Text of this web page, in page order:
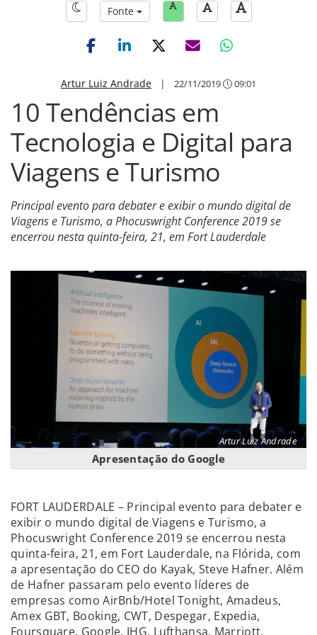
Fonte
Artur Luiz Andrade | 22/11/2019 09:01
10 Tendências em
Tecnologia e Digital para
Viagens e Turismo
Principal evento para debater e exibir o mundo digital de
Viagens e Turismo, a Phocuswright Conference 2019 se
encerrou nesta quinta-feira, 21, em Fort Lauderdale
Artur Luiz Andrade
Apresentação do Google
FORT LAUDERDALE – Principal evento para debater e
exibir o mundo digital de Viagens e Turismo, a
Phocuswright Conference 2019 se encerrou nesta
quinta-feira, 21, em Fort Lauderdale, na Flórida, com
a apresentação do CEO do Kayak, Steve Hafner. Além
de Hafner passaram pelo evento líderes de
empresas como AirBnb/Hotel Tonight, Amadeus,
Amex GBT, Booking, CWT, Despegar, Expedia,
Foursquare, Google, IHG, Lufthansa, Marriott,